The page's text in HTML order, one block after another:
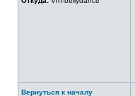
Вернуться к началу